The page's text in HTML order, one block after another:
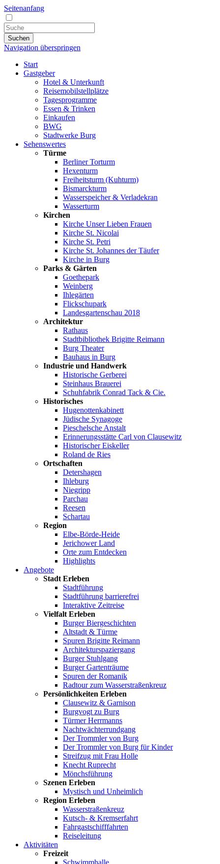
Seitenanfang
Suchen
Navigation überspringen
Start
Gastgeber
Hotel & Unterkunft
Reisemobilstellplätze
Tagesprogramme
Essen & Trinken
Einkaufen
BWG
Stadtwerke Burg
Sehenswertes
Türme
Berliner Torturm
Hexenturm
Freiheitsturm (Kuhturm)
Bismarckturm
Wasserspeicher & Verladekran
Wasserturm
Kirchen
Kirche Unser Lieben Frauen
Kirche St. Nicolai
Kirche St. Petri
Kirche St. Johannes der Täufer
Kirche in Burg
Parks & Gärten
Goethepark
Weinberg
Ihlegärten
Flickschupark
Landesgartenschau 2018
Architektur
Rathaus
Stadtbibliothek Brigitte Reimann
Burg Theater
Bauhaus in Burg
Industrie und Handwerk
Historische Gerberei
Steinhaus Brauerei
Schuhfabrik Conrad Tack & Cie.
Historisches
Hugenottenkabinett
Jüdische Synagoge
Pieschelsche Anstalt
Erinnerungsstätte Carl von Clausewitz
Historischer Eiskeller
Roland de Ries
Ortschaften
Detershagen
Ihleburg
Niegripp
Parchau
Reesen
Schartau
Region
Elbe-Börde-Heide
Jerichower Land
Orte zum Entdecken
Highlights
Angebote
Stadt Erleben
Stadtführung
Stadtführung barrierefrei
Interaktive Zeitreise
Vielfalt Erleben
Burger Biergeschichten
Altstadt & Türme
Spuren Brigitte Reimann
Architekturspaziergang
Burger Stuhlgang
Burger Gartenträume
Spuren der Romanik
Radtour zum Wasserstraßenkreuz
Persönlichkeiten Erleben
Clausewitz & Garnison
Burgvogt zu Burg
Türmer Herrmanns
Nachtwächterrundgang
Der Trommler von Burg
Der Trommler von Burg für Kinder
Streifzug mit Frau Holle
Knecht Ruprecht
Mönchsführung
Szenen Erleben
Mystisch und Unheimlich
Region Erleben
Wasserstraßenkreuz
Kutsch- & Kremserfahrt
Fahrgastschifffahrten
Reiseleitung
Aktivitäten
Freizeit
Schwimmhalle